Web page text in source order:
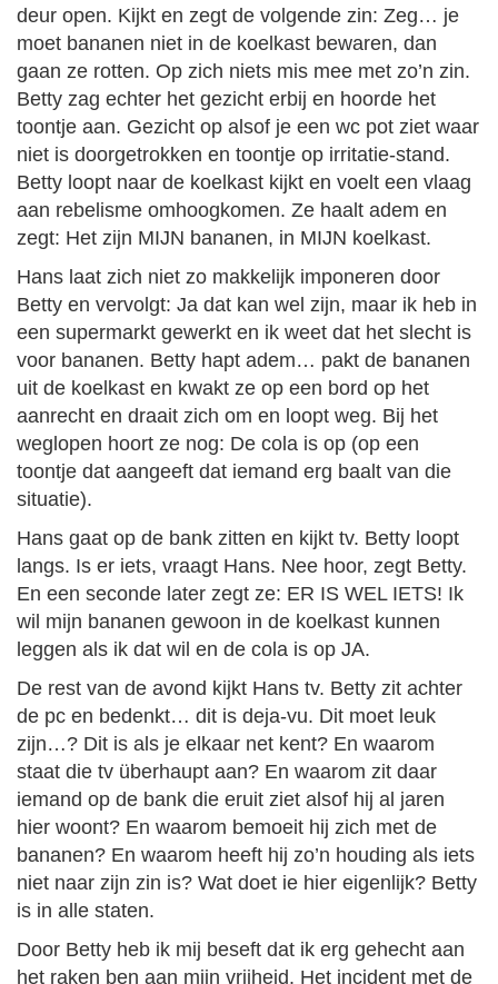
deur open. Kijkt en zegt de volgende zin: Zeg… je
moet bananen niet in de koelkast bewaren, dan
gaan ze rotten. Op zich niets mis mee met zo’n zin.
Betty zag echter het gezicht erbij en hoorde het
toontje aan. Gezicht op alsof je een wc pot ziet waar
niet is doorgetrokken en toontje op irritatie-stand.
Betty loopt naar de koelkast kijkt en voelt een vlaag
aan rebelisme omhoogkomen. Ze haalt adem en
zegt: Het zijn MIJN bananen, in MIJN koelkast.
Hans laat zich niet zo makkelijk imponeren door
Betty en vervolgt: Ja dat kan wel zijn, maar ik heb in
een supermarkt gewerkt en ik weet dat het slecht is
voor bananen. Betty hapt adem… pakt de bananen
uit de koelkast en kwakt ze op een bord op het
aanrecht en draait zich om en loopt weg. Bij het
weglopen hoort ze nog: De cola is op (op een
toontje dat aangeeft dat iemand erg baalt van die
situatie).
Hans gaat op de bank zitten en kijkt tv. Betty loopt
langs. Is er iets, vraagt Hans. Nee hoor, zegt Betty.
En een seconde later zegt ze: ER IS WEL IETS! Ik
wil mijn bananen gewoon in de koelkast kunnen
leggen als ik dat wil en de cola is op JA.
De rest van de avond kijkt Hans tv. Betty zit achter
de pc en bedenkt… dit is deja-vu. Dit moet leuk
zijn…? Dit is als je elkaar net kent? En waarom
staat die tv überhaupt aan? En waarom zit daar
iemand op de bank die eruit ziet alsof hij al jaren
hier woont? En waarom bemoeit hij zich met de
bananen? En waarom heeft hij zo’n houding als iets
niet naar zijn zin is? Wat doet ie hier eigenlijk? Betty
is in alle staten.
Door Betty heb ik mij beseft dat ik erg gehecht aan
het raken ben aan mijn vrijheid. Het incident met de